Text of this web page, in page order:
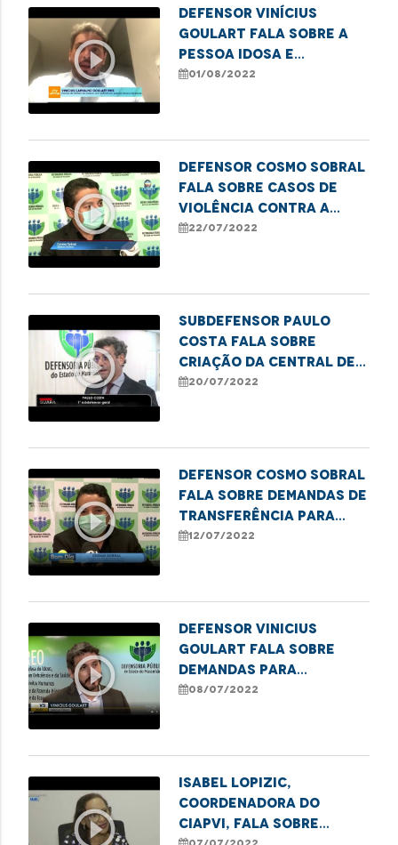
play_circle_outline
Defensor Vinícius
Goulart fala sobre a
pessoa idosa e
atividades laborais
01/08/2022
play_circle_outline
Defensor Cosmo Sobral
fala sobre casos de
violência contra a
pessoa idosa
22/07/2022
play_circle_outline
Subdefensor Paulo
Costa fala sobre
criação da Central de
Regulação de Vagas
20/07/2022
play_circle_outline
Defensor Cosmo Sobral
fala sobre demandas de
transferência para
leitos de UTI
12/07/2022
play_circle_outline
Defensor Vinicius
Goulart fala sobre
demandas para
transferência para
08/07/2022
play_circle_outline
Isabel Lopizic,
coordenadora do
Ciapvi, fala sobre